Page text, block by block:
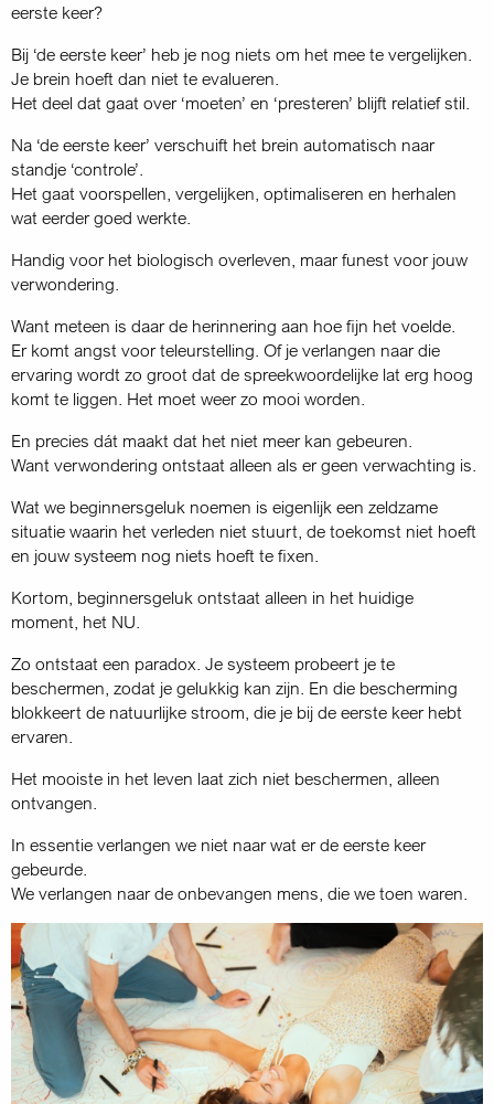
eerste keer?
Bij ‘de eerste keer’ heb je nog niets om het mee te vergelijken.
Je brein hoeft dan niet te evalueren.
Het deel dat gaat over ‘moeten’ en ‘presteren’ blijft relatief stil.
Na ‘de eerste keer’ verschuift het brein automatisch naar
standje ‘controle’.
Het gaat voorspellen, vergelijken, optimaliseren en herhalen
wat eerder goed werkte.
Handig voor het biologisch overleven, maar funest voor jouw
verwondering.
Want meteen is daar de herinnering aan hoe fijn het voelde.
Er komt angst voor teleurstelling. Of je verlangen naar die
ervaring wordt zo groot dat de spreekwoordelijke lat erg hoog
komt te liggen. Het moet weer zo mooi worden.
En precies dát maakt dat het niet meer kan gebeuren.
Want verwondering ontstaat alleen als er geen verwachting is.
Wat we beginnersgeluk noemen is eigenlijk een zeldzame
situatie waarin het verleden niet stuurt, de toekomst niet hoeft
en jouw systeem nog niets hoeft te fixen.
Kortom, beginnersgeluk ontstaat alleen in het huidige
moment, het NU.
Zo ontstaat een paradox. Je systeem probeert je te
beschermen, zodat je gelukkig kan zijn. En die bescherming
blokkeert de natuurlijke stroom, die je bij de eerste keer hebt
ervaren.
Het mooiste in het leven laat zich niet beschermen, alleen
ontvangen.
In essentie verlangen we niet naar wat er de eerste keer
gebeurde.
We verlangen naar de onbevangen mens, die we toen waren.